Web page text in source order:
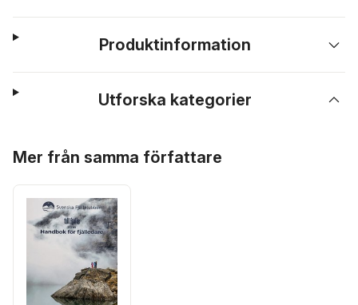
Produktinformation
Utforska kategorier
Mer från samma författare